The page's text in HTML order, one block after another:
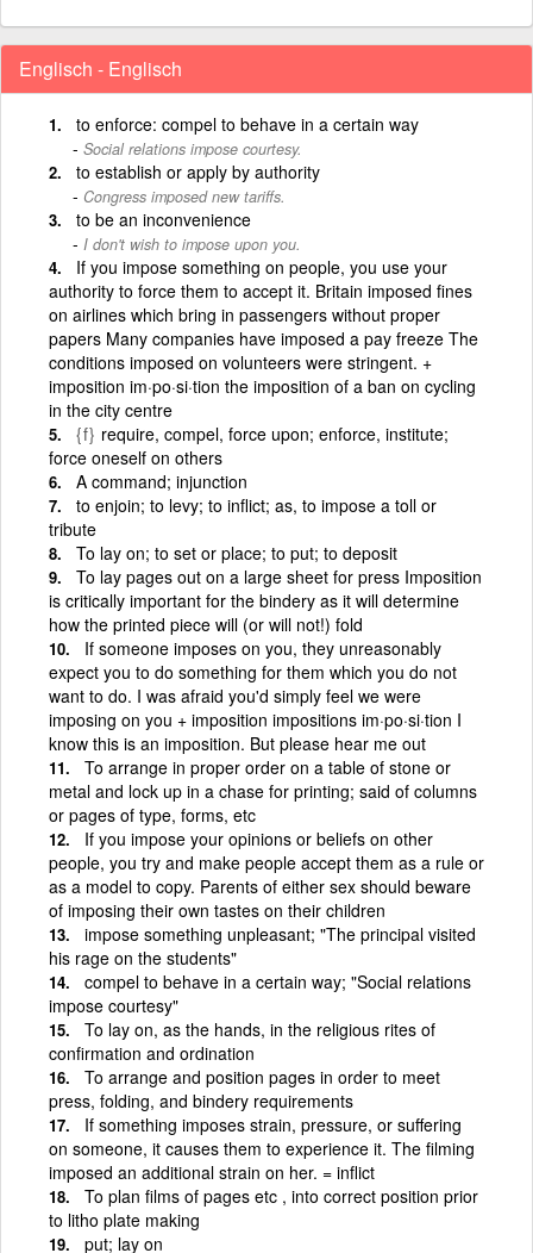
Englisch - Englisch
to enforce: compel to behave in a certain way
Social relations impose courtesy.
to establish or apply by authority
Congress imposed new tariffs.
to be an inconvenience
I don't wish to impose upon you.
If you impose something on people, you use your
authority to force them to accept it. Britain imposed fines
on airlines which bring in passengers without proper
papers Many companies have imposed a pay freeze The
conditions imposed on volunteers were stringent. +
imposition im·po·si·tion the imposition of a ban on cycling
in the city centre
{f} require, compel, force upon; enforce, institute;
force oneself on others
A command; injunction
to enjoin; to levy; to inflict; as, to impose a toll or
tribute
To lay on; to set or place; to put; to deposit
To lay pages out on a large sheet for press Imposition
is critically important for the bindery as it will determine
how the printed piece will (or will not!) fold
If someone imposes on you, they unreasonably
expect you to do something for them which you do not
want to do. I was afraid you'd simply feel we were
imposing on you + imposition impositions im·po·si·tion I
know this is an imposition. But please hear me out
To arrange in proper order on a table of stone or
metal and lock up in a chase for printing; said of columns
or pages of type, forms, etc
If you impose your opinions or beliefs on other
people, you try and make people accept them as a rule or
as a model to copy. Parents of either sex should beware
of imposing their own tastes on their children
impose something unpleasant; "The principal visited
his rage on the students"
compel to behave in a certain way; "Social relations
impose courtesy"
To lay on, as the hands, in the religious rites of
confirmation and ordination
To arrange and position pages in order to meet
press, folding, and bindery requirements
If something imposes strain, pressure, or suffering
on someone, it causes them to experience it. The filming
imposed an additional strain on her. = inflict
To plan films of pages etc , into correct position prior
to litho plate making
put; lay on